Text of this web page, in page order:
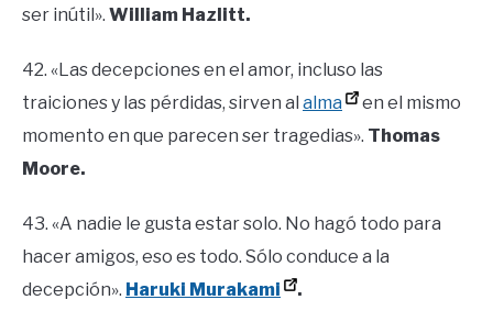
ser inútil». William Hazlitt.
42. «Las decepciones en el amor, incluso las
traiciones y las pérdidas, sirven al alma
en el mismo
momento en que parecen ser tragedias». Thomas
Moore.
43. «A nadie le gusta estar solo. No hagó todo para
hacer amigos, eso es todo. Sólo conduce a la
decepción». Haruki Murakami .